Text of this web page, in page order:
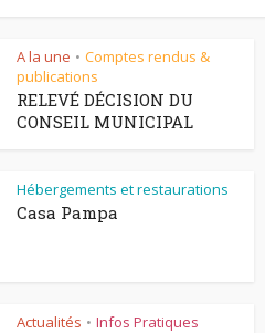
A la une • Comptes rendus &
publications
RELEVÉ DÉCISION DU
CONSEIL MUNICIPAL
Hébergements et restaurations
Casa Pampa
Actualités • Infos Pratiques